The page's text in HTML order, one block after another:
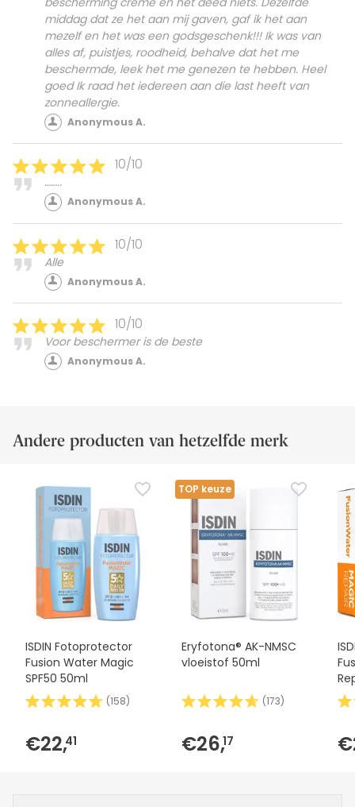
middag dat ze het aan mij gaven, gaf ik het aan
mezelf en het was een godsgeschenk!!! Ik was van
alles af, puistjes, roodheid, behalve dat het me
beschermde, leek het me genezen te hebben. Heel
goed Ik raad het iedereen aan die last heeft van
zonneallergie.
Anonymous A.
10/10
……..
Anonymous A.
10/10
Alle
Anonymous A.
10/10
Voor beschermer is de beste
Anonymous A.
Andere producten van hetzelfde merk
ISDIN Fotoprotector
Fusion Water Magic
SPF50 50ml
(158)
€22,41
TOP keuze
Eryfotona® AK-NMSC
vloeistof 50ml
(173)
€26,17